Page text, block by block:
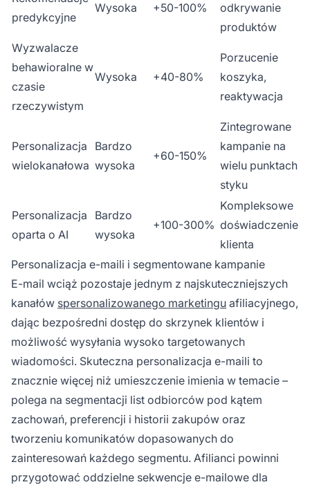
predykcyjne
Wysoka +50-100%
odkrywanie
produktów
Wyzwalacze
behawioralne w
czasie
rzeczywistym
Wysoka +40-80%
Porzucenie
koszyka,
reaktywacja
Personalizacja
wielokanałowa
Bardzo
wysoka
+60-150%
Zintegrowane
kampanie na
wielu punktach
styku
Personalizacja
oparta o AI
Bardzo
wysoka
+100-300%
Kompleksowe
doświadczenie
klienta
Personalizacja e-maili i segmentowane kampanie
E-mail wciąż pozostaje jednym z najskuteczniejszych
kanałów spersonalizowanego marketingu afiliacyjnego,
dając bezpośredni dostęp do skrzynek klientów i
możliwość wysyłania wysoko targetowanych
wiadomości. Skuteczna personalizacja e-maili to
znacznie więcej niż umieszczenie imienia w temacie –
polega na segmentacji list odbiorców pod kątem
zachowań, preferencji i historii zakupów oraz
tworzeniu komunikatów dopasowanych do
zainteresowań każdego segmentu. Afilianci powinni
przygotować oddzielne sekwencje e-mailowe dla